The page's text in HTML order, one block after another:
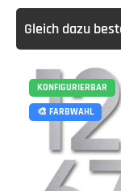
Gleich dazu
KONFIGURIERBAR
🎨 FARBWAHL